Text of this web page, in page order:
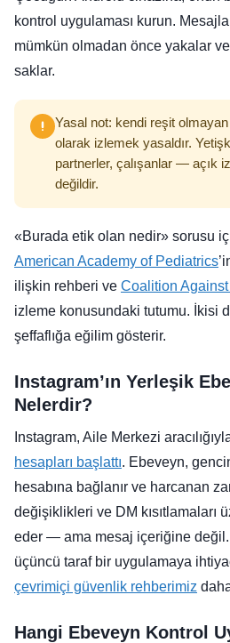
kontrol uygulaması kurun.
mümkün olmadan önce yakalar
saklar.
Yasal not: kendi reşit
olarak izlemek yasaldır.
partnerler, çalışanlar — açık
değildir.
«Burada etik olan nedir» sorusu
American Academy of Pediatrics
ilişkin rehberi ve Coalition
izleme konusundaki tutumu. İkisi
şeffaflığa eğilim gösterir.
Instagram’ın Yerleşik
Nelerdir?
Instagram, Aile Merkezi
hesapları başlattı. Ebeveyn,
hesabına bağlanır ve harcanan
değişiklikleri ve DM kısıtlamaları
eder — ama mesaj içeriğine
üçüncü taraf bir uygulamaya
çevrimiçi güvenlik rehberimiz
Hangi Ebeveyn Kontrol